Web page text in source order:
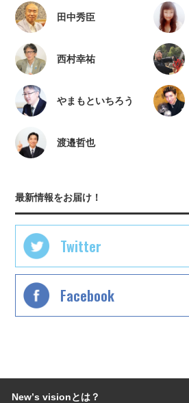
田中秀臣
西村幸祐
やまもといちろう
渡邉哲也
最新情報をお届け！
Twitter
Facebook
Newʼs visionとは？